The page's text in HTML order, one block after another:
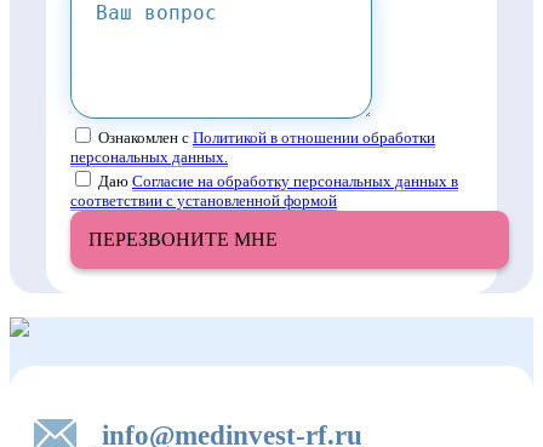
Ознакомлен с Политикой в отношении обработки
персональных данных.
Даю Согласие на обработку персональных данных в
соответствии с установленной формой
ПЕРЕЗВОНИТЕ МНЕ
info@medinvest-rf.ru